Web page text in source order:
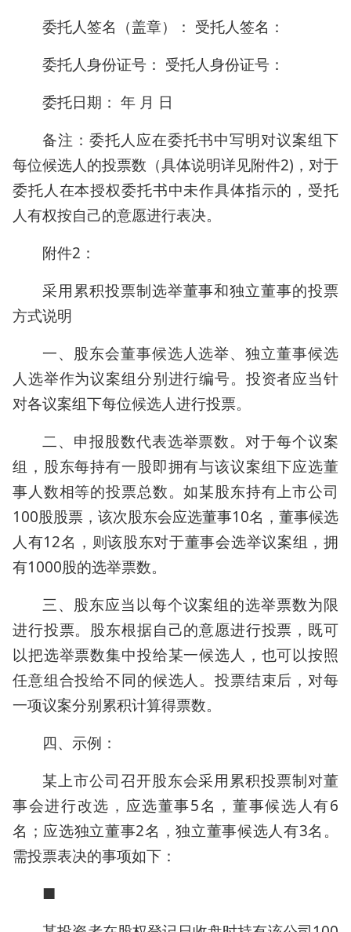
委托人签名（盖章）： 受托人签名：
委托人身份证号： 受托人身份证号：
委托日期： 年 月 日
备注：委托人应在委托书中写明对议案组下
每位候选人的投票数（具体说明详见附件2)，对于
委托人在本授权委托书中未作具体指示的，受托
人有权按自己的意愿进行表决。
附件2：
采用累积投票制选举董事和独立董事的投票
方式说明
一、股东会董事候选人选举、独立董事候选
人选举作为议案组分别进行编号。投资者应当针
对各议案组下每位候选人进行投票。
二、申报股数代表选举票数。对于每个议案
组，股东每持有一股即拥有与该议案组下应选董
事人数相等的投票总数。如某股东持有上市公司
100股股票，该次股东会应选董事10名，董事候选
人有12名，则该股东对于董事会选举议案组，拥
有1000股的选举票数。
三、股东应当以每个议案组的选举票数为限
进行投票。股东根据自己的意愿进行投票，既可
以把选举票数集中投给某一候选人，也可以按照
任意组合投给不同的候选人。投票结束后，对每
一项议案分别累积计算得票数。
四、示例：
某上市公司召开股东会采用累积投票制对董
事会进行改选，应选董事5名，董事候选人有6
名；应选独立董事2名，独立董事候选人有3名。
需投票表决的事项如下：
■